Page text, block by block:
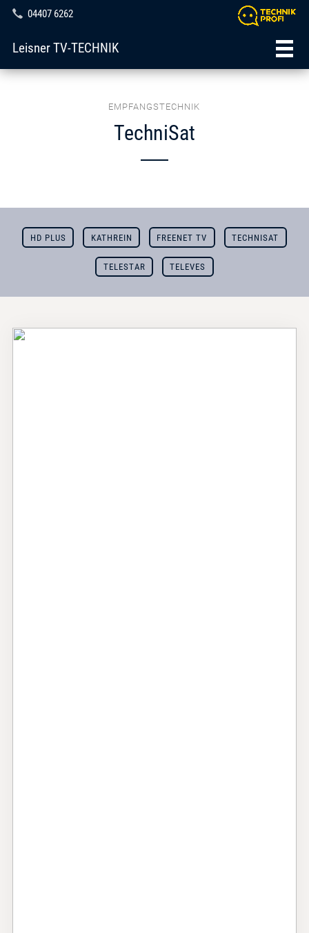
04407 6262
Leisner TV-TECHNIK
EMPFANGSTECHNIK
TechniSat
HD PLUS KATHREIN FREENET TV TECHNISAT
TELESTAR TELEVES